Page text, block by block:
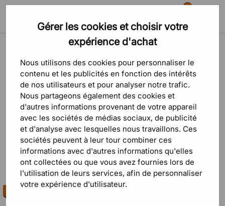
Gérer les cookies et choisir votre
expérience d'achat
Nous utilisons des cookies pour personnaliser le
contenu et les publicités en fonction des intérêts
de nos utilisateurs et pour analyser notre trafic.
Nous partageons également des cookies et
d'autres informations provenant de votre appareil
avec les sociétés de médias sociaux, de publicité
et d'analyse avec lesquelles nous travaillons. Ces
sociétés peuvent à leur tour combiner ces
informations avec d'autres informations qu'elles
ont collectées ou que vous avez fournies lors de
l'utilisation de leurs services, afin de personnaliser
votre expérience d'utilisateur.
Recherche
81
Panier
Rangement Caissons de rangement
Caissons de rangement
Chez DPJ, vous trouverez des caissons de rangement pour le
bureau et le télétravail des marquesBisley,Direkt Interiör
Narbutaset Magis . Les séries Bisley Note Mobile, Modea,
Bisley F-Series, Narbutas Nova et Bisley BS Filing couvrent
caissons à roulettes, fixes et hauts jusqu'à six tiroirs.
Vous pouvez choisir des caissons sur roulettes qui passent d'un
poste à l'autre, ou des modèles fixes placés sous le bureau.
Beaucoup disposent d'une serrure centralisée et plusieurs
intègrent des supports pour dossiers suspendus. Largeurs de
En savoir plus
FILTRE Sorte